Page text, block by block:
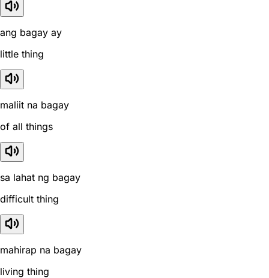
ang bagay ay
little thing
maliit na bagay
of all things
sa lahat ng bagay
difficult thing
mahirap na bagay
living thing